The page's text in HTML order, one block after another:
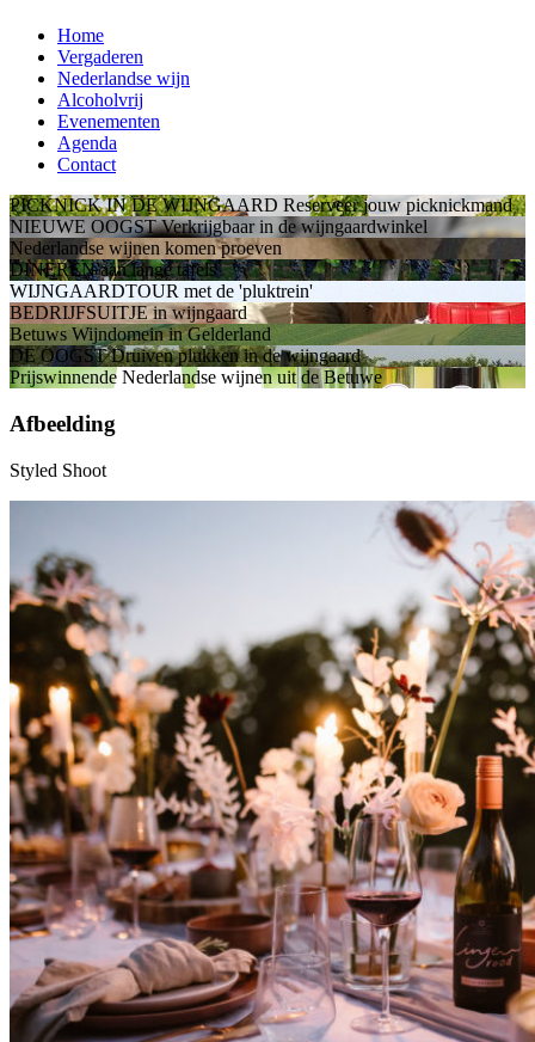
Home
Vergaderen
Nederlandse wijn
Alcoholvrij
Evenementen
Agenda
Contact
PICKNICK IN DE WIJNGAARD Reserveer jouw picknickmand
NIEUWE OOGST Verkrijgbaar in de wijngaardwinkel
Nederlandse wijnen komen proeven
DINEREN aan lange tafels
WIJNGAARDTOUR met de 'pluktrein'
BEDRIJFSUITJE in wijngaard
Betuws Wijndomein in Gelderland
DE OOGST Druiven plukken in de wijngaard
Prijswinnende Nederlandse wijnen uit de Betuwe
Afbeelding
Styled Shoot